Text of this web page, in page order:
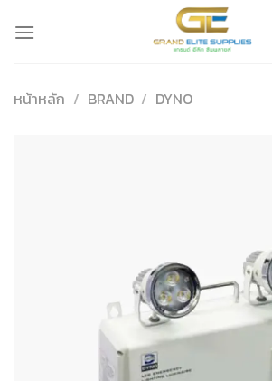
หน้าหลัก / BRAND / DYNO